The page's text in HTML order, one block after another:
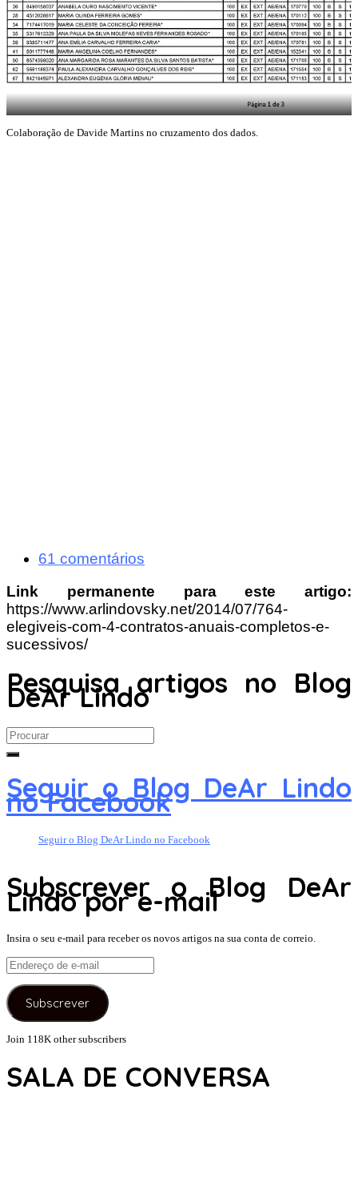
Colaboração de Davide Martins no cruzamento dos dados.
61 comentários
Link permanente para este artigo:
https://www.arlindovsky.net/2014/07/764-
elegiveis-com-4-contratos-anuais-completos-e-
sucessivos/
Pesquisa artigos no Blog
DeAr Lindo
Search
for:
Seguir o Blog DeAr Lindo
no Facebook
Seguir o Blog DeAr Lindo no Facebook
Subscrever o Blog DeAr
Lindo por e-mail
Insira o seu e-mail para receber os novos artigos na sua conta de correio.
Endereço
de
e-
mail
Subscrever
Join 118K other subscribers
SALA DE CONVERSA